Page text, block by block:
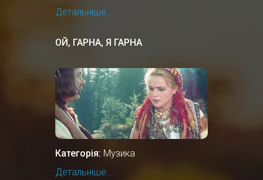
Детальніше...
ОЙ, ГАРНА, Я ГАРНА
Категорія: Музика
Детальніше...